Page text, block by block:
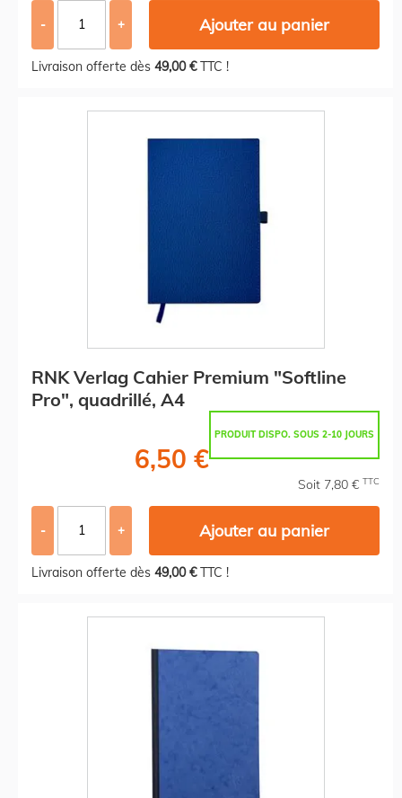
- + Ajouter au panier
Livraison offerte dès 49,00 €TTC !
RNK Verlag Cahier Premium "Softline
Pro", quadrillé, A4
PRODUIT DISPO. SOUS 2-10 JOURS
6,50 €
Soit 7,80 € TTC
- + Ajouter au panier
Livraison offerte dès 49,00 €TTC !